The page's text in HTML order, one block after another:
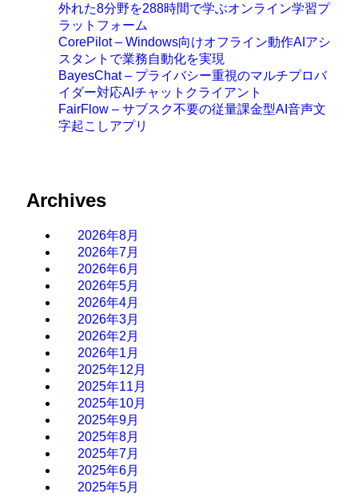
外れた8分野を288時間で学ぶオンライン学習プ
ラットフォーム
CorePilot – Windows向けオフライン動作AIアシ
スタントで業務自動化を実現
BayesChat – プライバシー重視のマルチプロバ
イダー対応AIチャットクライアント
FairFlow – サブスク不要の従量課金型AI音声文
字起こしアプリ
Archives
2026年8月
2026年7月
2026年6月
2026年5月
2026年4月
2026年3月
2026年2月
2026年1月
2025年12月
2025年11月
2025年10月
2025年9月
2025年8月
2025年7月
2025年6月
2025年5月